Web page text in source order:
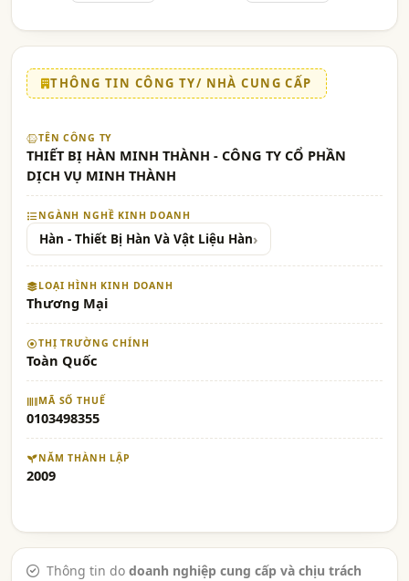
THÔNG TIN CÔNG TY/ NHÀ CUNG CẤP
TÊN CÔNG TY
THIẾT BỊ HÀN MINH THÀNH - CÔNG TY CỔ PHẦN
DỊCH VỤ MINH THÀNH
NGÀNH NGHỀ KINH DOANH
Hàn - Thiết Bị Hàn Và Vật Liệu Hàn
LOẠI HÌNH KINH DOANH
Thương Mại
THỊ TRƯỜNG CHÍNH
Toàn Quốc
MÃ SỐ THUẾ
0103498355
NĂM THÀNH LẬP
2009
Thông tin do doanh nghiệp cung cấp và chịu trách